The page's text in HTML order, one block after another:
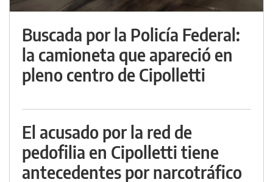
Buscada por la Policía Federal:
la camioneta que apareció en
pleno centro de Cipolletti
El acusado por la red de
pedofilia en Cipolletti tiene
antecedentes por narcotráfico